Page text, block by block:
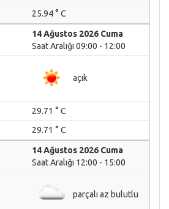
25.94 ° C
14 Ağustos 2026 Cuma
Saat Aralığı 09:00 - 12:00
açık
29.71 ° C
29.71 ° C
14 Ağustos 2026 Cuma
Saat Aralığı 12:00 - 15:00
parçalı az bulutlu